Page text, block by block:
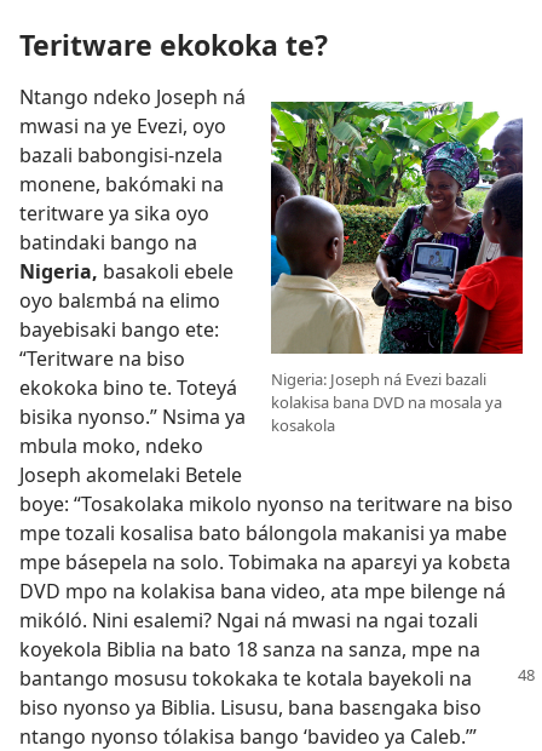
Teritware ekokoka te?
Nigeria: Joseph ná Evezi bazali
kolakisa bana DVD na mosala ya
kosakola
Ntango ndeko Joseph ná
mwasi na ye Evezi, oyo
bazali babongisi-nzela
monene, bakómaki na
teritware ya sika oyo
batindaki bango na
Nigeria, basakoli ebele
oyo balɛmbá na elimo
bayebisaki bango ete:
“Teritware na biso
ekokoka bino te. Toteyá
bisika nyonso.” Nsima ya
mbula moko, ndeko
Joseph akomelaki Betele
boye: “Tosakolaka mikolo nyonso na teritware na biso
mpe tozali kosalisa bato bálongola makanisi ya mabe
mpe básepela na solo. Tobimaka na aparɛyi ya kobɛta
DVD mpo na kolakisa bana video, ata mpe bilenge ná
mikóló. Nini esalemi? Ngai ná mwasi na ngai tozali
koyekola Biblia na bato 18 sanza na sanza, mpe na
bantango mosusu tokokaka te kotala bayekoli na
biso nyonso ya Biblia. Lisusu, bana basɛngaka biso
ntango nyonso tólakisa bango ‘bavideo ya Caleb.’”